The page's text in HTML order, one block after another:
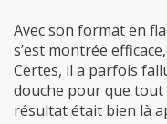
Avec son format en
s’est montrée
Certes, il a parfois
douche pour que
résultat était bien là